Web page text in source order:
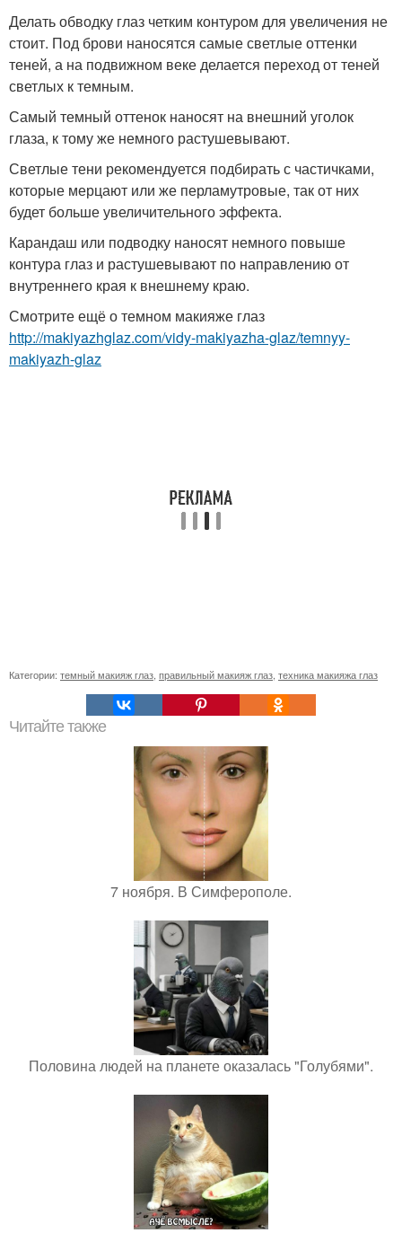
Делать обводку глаз четким контуром для увеличения не
стоит. Под брови наносятся самые светлые оттенки
теней, а на подвижном веке делается переход от теней
светлых к темным.
Самый темный оттенок наносят на внешний уголок
глаза, к тому же немного растушевывают.
Светлые тени рекомендуется подбирать с частичками,
которые мерцают или же перламутровые, так от них
будет больше увеличительного эффекта.
Карандаш или подводку наносят немного повыше
контура глаз и растушевывают по направлению от
внутреннего края к внешнему краю.
Смотрите ещё о темном макияже глаз
http://makiyazhglaz.com/vidy-makiyazha-glaz/temnyy-
makiyazh-glaz
Категории: темный макияж глаз правильный макияж глаз техника макияжа глаз
Читайте также
7 ноября. В Симферополе.
Половина людей на планете оказалась "Голубями".